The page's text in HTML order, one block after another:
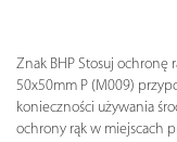
Znak BHP Stosuj ochronę
50x50mm P (M009)
konieczności używania
ochrony rąk w miejscach